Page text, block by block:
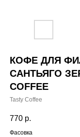
КОФЕ ДЛЯ
САНТЬЯГО
COFFEE
Tasty Coffee
770 р.
Фасовка